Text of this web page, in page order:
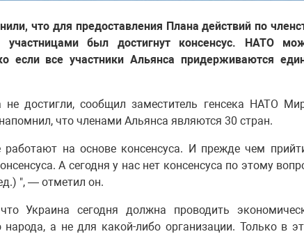
что для предоставления Плана действий по
был достигнут консенсус. НАТО
если все участники Альянса придерживаются
достигли, сообщил заместитель генсека НАТО
что членами Альянса являются 30 стран.
на основе консенсуса. И прежде чем
А сегодня у нас нет консенсуса по этому
", — отметил он.
Украина сегодня должна проводить
а не для какой-либо организации. Только в